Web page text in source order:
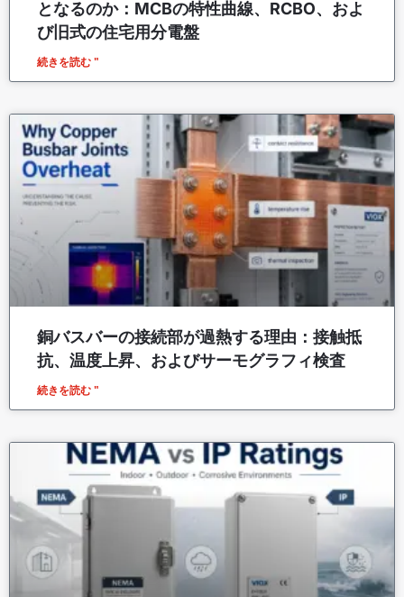
となるのか：MCBの特性曲線、RCBO、およ
び旧式の住宅用分電盤
続きを読む "
銅バスバーの接続部が過熱する理由：接触抵
抗、温度上昇、およびサーモグラフィ検査
続きを読む "